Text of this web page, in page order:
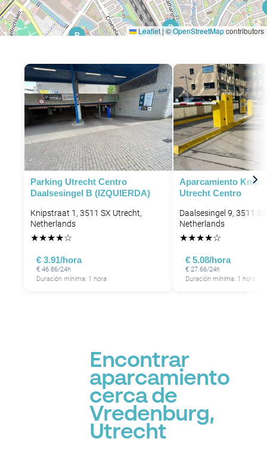
P
P
P
P
Leaflet|©OpenStreetMapcontributors
Parking Utrecht Centro
Daalsesingel B (IZQUIERDA)
Knipstraat 1, 3511 SX Utrecht,
Netherlands
★★★★☆
€ 3.91/hora
€ 46.86/24h
Duración mínima: 1 hora
Aparcamiento
Utrecht Centro
Daalsesingel 9, 3511
Netherlands
★★★★☆
€ 5.08/hora
€ 27.66/24h
Duración mínima: 1 hora
Encontrar
aparcamiento
cerca de
Vredenburg,
Utrecht